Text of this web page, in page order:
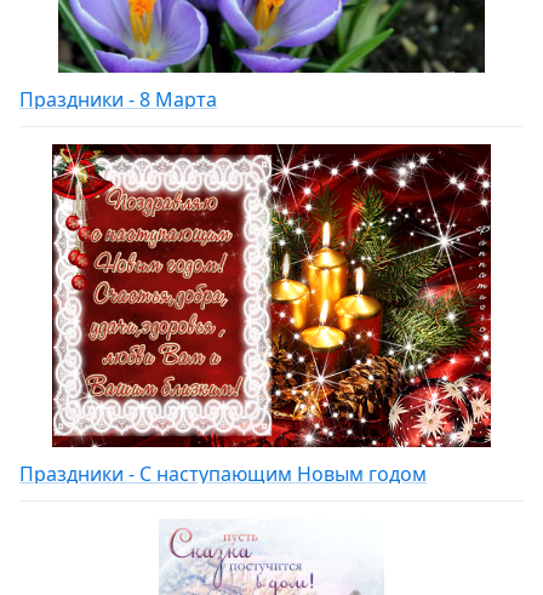
Праздники - 8 Марта
Праздники - С наступающим Новым годом